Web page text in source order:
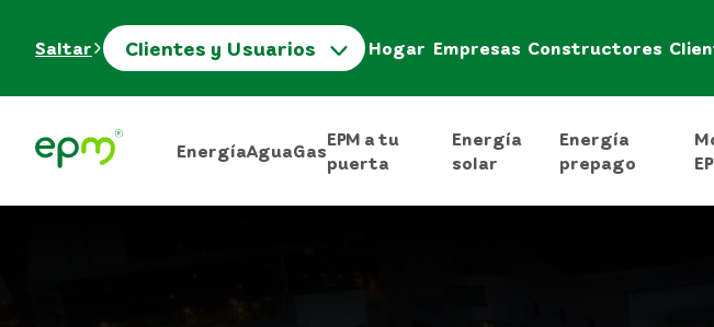
Saltar Clientes y Usuarios Hogar Empresas Constructores
EnergíaAguaGas
EPM a tu
puerta
Energía
solar
Energía
prepago